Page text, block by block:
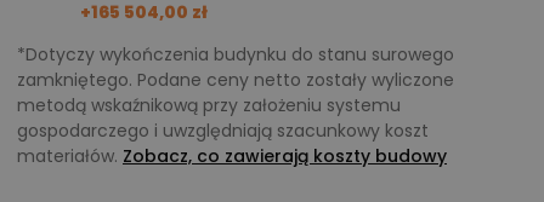
+165 504,00 zł
*Dotyczy wykończenia budynku do stanu surowego
zamkniętego. Podane ceny netto zostały wyliczone
metodą wskaźnikową przy założeniu systemu
gospodarczego i uwzględniają szacunkowy koszt
materiałów. Zobacz, co zawierają koszty budowy